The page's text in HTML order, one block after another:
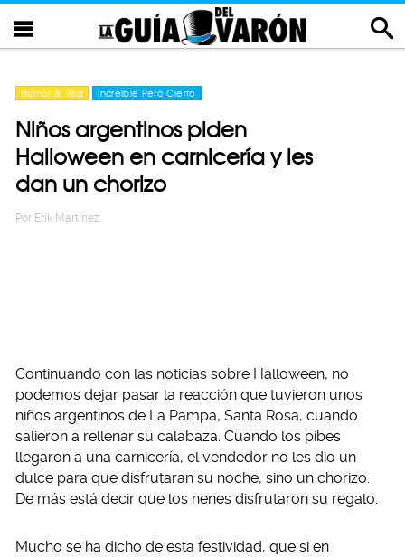
Humor & Risa Increíble Pero Cierto
Niños argentinos piden
Halloween en carnicería y les
dan un chorizo
Por Erik Martinez
Continuando con las noticias sobre Halloween, no
podemos dejar pasar la reacción que tuvieron unos
niños argentinos de La Pampa, Santa Rosa, cuando
salieron a rellenar su calabaza. Cuando los pibes
llegaron a una carnicería, el vendedor no les dio un
dulce para que disfrutaran su noche, sino un chorizo.
De más está decir que los nenes disfrutaron su regalo.
Mucho se ha dicho de esta festividad, que si en